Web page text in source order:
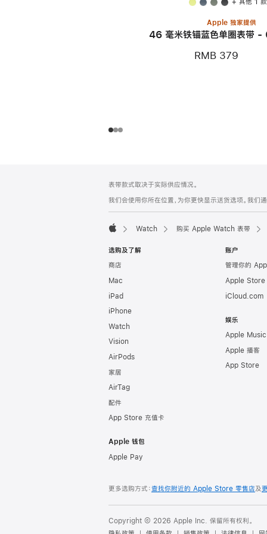
+ 其他 1 款
Apple 独家提供
46 毫米铁锚蓝色单圈表带 -
RMB 379
页
页
注
表带款式取决于实际供应情况。
我们会使用你所在位置，为你更快显示送货选项。我
Watch 购买 Apple Watch 表带
选购及了解
商店
Mac
iPad
iPhone
Watch
Vision
AirPods
家居
AirTag
配件
App Store 充值卡
Apple 钱包
Apple Pay
账户
管理你的
Apple Store
iCloud.com
娱乐
Apple Music
Apple 播客
App Store
更多选购方式：查找你附近的 Apple Store 零售店及
Copyright © 2026 Apple Inc. 保留所有权利。